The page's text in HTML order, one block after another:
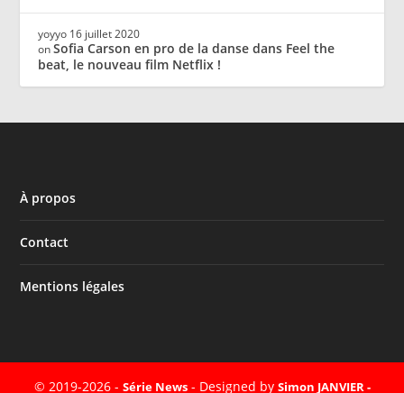
yoyyo 16 juillet 2020
onSofia Carson en pro de la danse dans Feel the
beat, le nouveau film Netflix !
À propos
Contact
Mentions légales
© 2019-2026 - Série News- Designed by Simon JANVIER -